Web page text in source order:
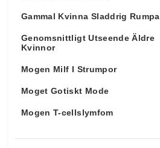
Gammal Kvinna Sladdrig Rumpa
Genomsnittligt Utseende Äldre
Kvinnor
Mogen Milf I Strumpor
Moget Gotiskt Mode
Mogen T-cellslymfom